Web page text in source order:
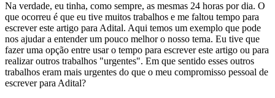
Na verdade, eu tinha, como sempre, as mesmas 24 horas por dia. O
que ocorreu é que eu tive muitos trabalhos e me faltou tempo para
escrever este artigo para Adital. Aqui temos um exemplo que pode
nos ajudar a entender um pouco melhor o nosso tema. Eu tive que
fazer uma opção entre usar o tempo para escrever este artigo ou para
realizar outros trabalhos "urgentes". Em que sentido esses outros
trabalhos eram mais urgentes do que o meu compromisso pessoal de
escrever para Adital?